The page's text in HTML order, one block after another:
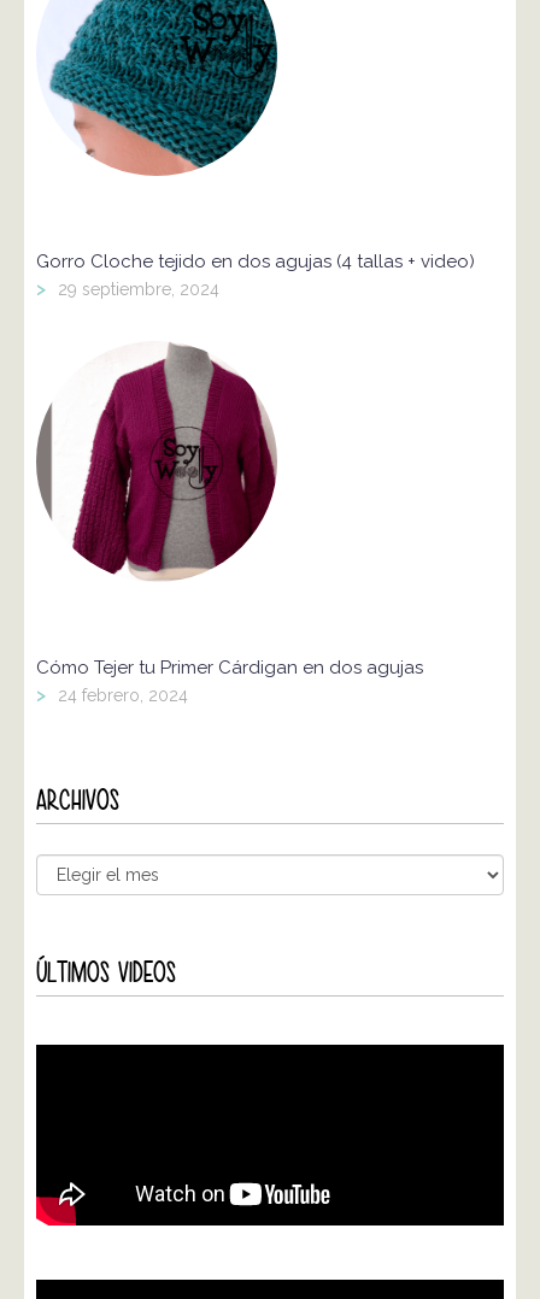
Gorro Cloche tejido en dos agujas (4 tallas + video)
> 29 septiembre, 2024
Cómo Tejer tu Primer Cárdigan en dos agujas
> 24 febrero, 2024
ARCHIVOS
ÚLTIMOS VIDEOS